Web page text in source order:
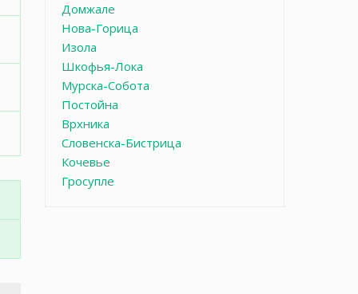
Домжале
Нова-Горица
Изола
Шкофья-Лока
Мурска-Собота
Постойна
Врхника
Словенска-Бистрица
Кочевье
Гросупле